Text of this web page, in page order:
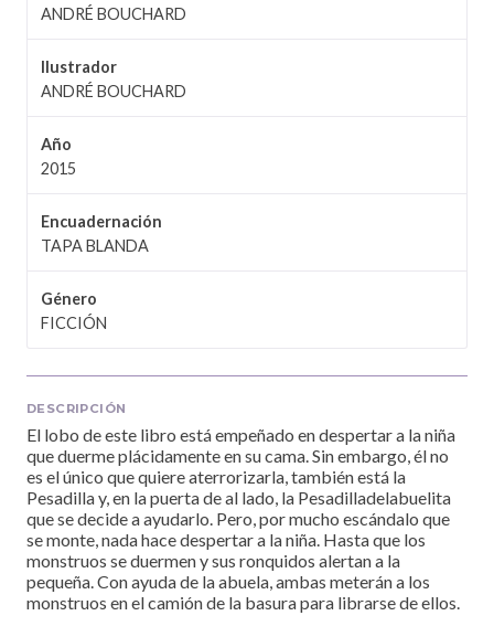
ANDRÉ BOUCHARD
Ilustrador
ANDRÉ BOUCHARD
Año
2015
Encuadernación
TAPA BLANDA
Género
FICCIÓN
DESCRIPCIÓN
El lobo de este libro está empeñado en despertar a la niña
que duerme plácidamente en su cama. Sin embargo, él no
es el único que quiere aterrorizarla, también está la
Pesadilla y, en la puerta de al lado, la Pesadilladelabuelita
que se decide a ayudarlo. Pero, por mucho escándalo que
se monte, nada hace despertar a la niña. Hasta que los
monstruos se duermen y sus ronquidos alertan a la
pequeña. Con ayuda de la abuela, ambas meterán a los
monstruos en el camión de la basura para librarse de ellos.